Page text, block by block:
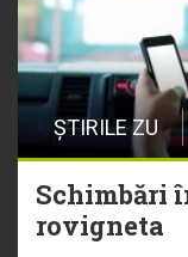
ȘTIRILE ZU
Schimbări
rovigneta